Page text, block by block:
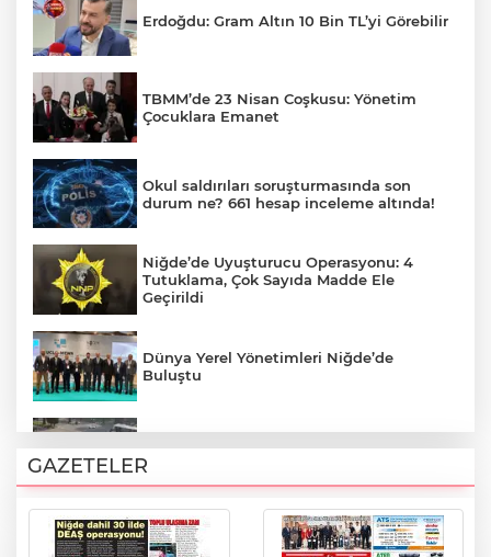
Erdoğdu: Gram Altın 10 Bin TL’yi Görebilir
TBMM’de 23 Nisan Coşkusu: Yönetim
Çocuklara Emanet
Okul saldırıları soruşturmasında son
durum ne? 661 hesap inceleme altında!
Niğde’de Uyuşturucu Operasyonu: 4
Tutuklama, Çok Sayıda Madde Ele
Geçirildi
Dünya Yerel Yönetimleri Niğde’de
Buluştu
Gözaltında
Psikiyatride geleceğin yol haritası
belirlendi
GAZETELER